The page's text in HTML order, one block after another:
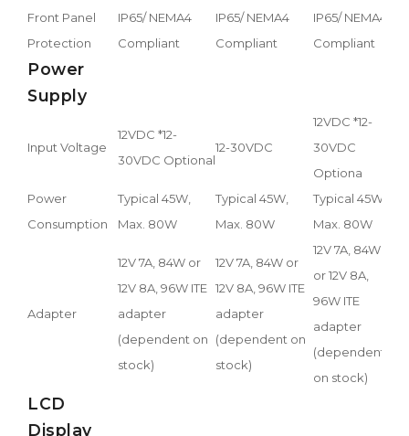
Front Panel
Protection
IP65/ NEMA4
Compliant
IP65/ NEMA4
Compliant
IP65/ NEMA4
Compliant
Power
Supply
Input Voltage
12VDC *12-
30VDC Optional
12-30VDC
12VDC *12-
30VDC
Optiona
Power
Consumption
Typical 45W,
Max. 80W
Typical 45W,
Max. 80W
Typical 45W,
Max. 80W
Adapter
12V 7A, 84W or
12V 8A, 96W ITE
adapter
(dependent on
stock)
12V 7A, 84W or
12V 8A, 96W ITE
adapter
(dependent on
stock)
12V 7A, 84W
or 12V 8A,
96W ITE
adapter
(dependent
on stock)
LCD
Display